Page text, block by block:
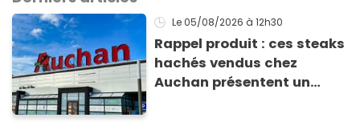
Le 05/08/2026 à 12h30
Rappel produit : ces steaks
hachés vendus chez
Auchan présentent un